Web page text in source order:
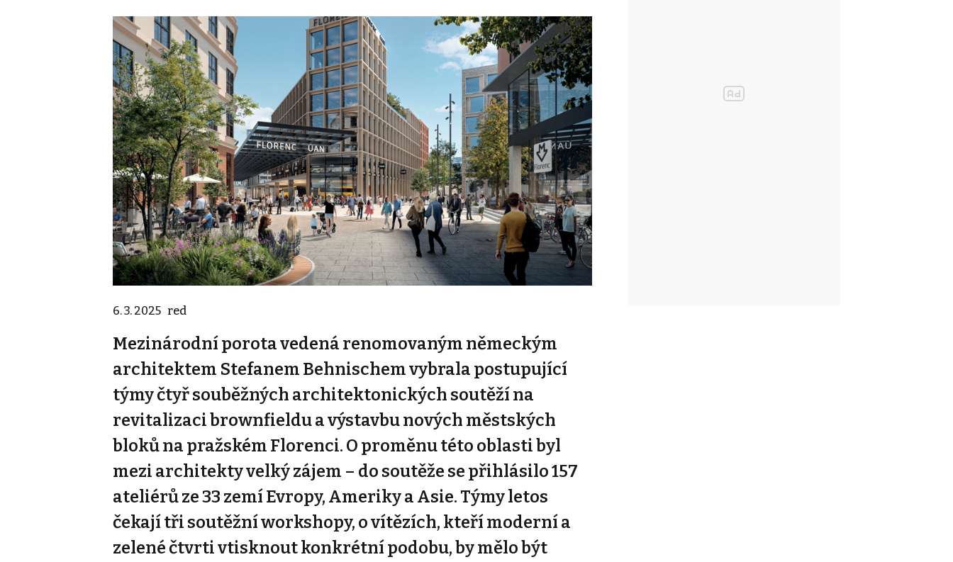
6. 3. 2025 red
Mezinárodní porota vedená renomovaným německým
architektem Stefanem Behnischem vybrala postupující
týmy čtyř souběžných architektonických soutěží na
revitalizaci brownfieldu a výstavbu nových městských
bloků na pražském Florenci. O proměnu této oblasti byl
mezi architekty velký zájem – do soutěže se přihlásilo 157
ateliérů ze 33 zemí Evropy, Ameriky a Asie. Týmy letos
čekají tři soutěžní workshopy, o vítězích, kteří moderní a
zelené čtvrti vtisknout konkrétní podobu, by mělo být